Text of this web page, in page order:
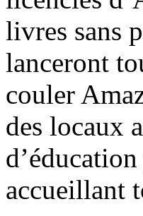
livres sans
lanceront
couler
des locaux
accueillant